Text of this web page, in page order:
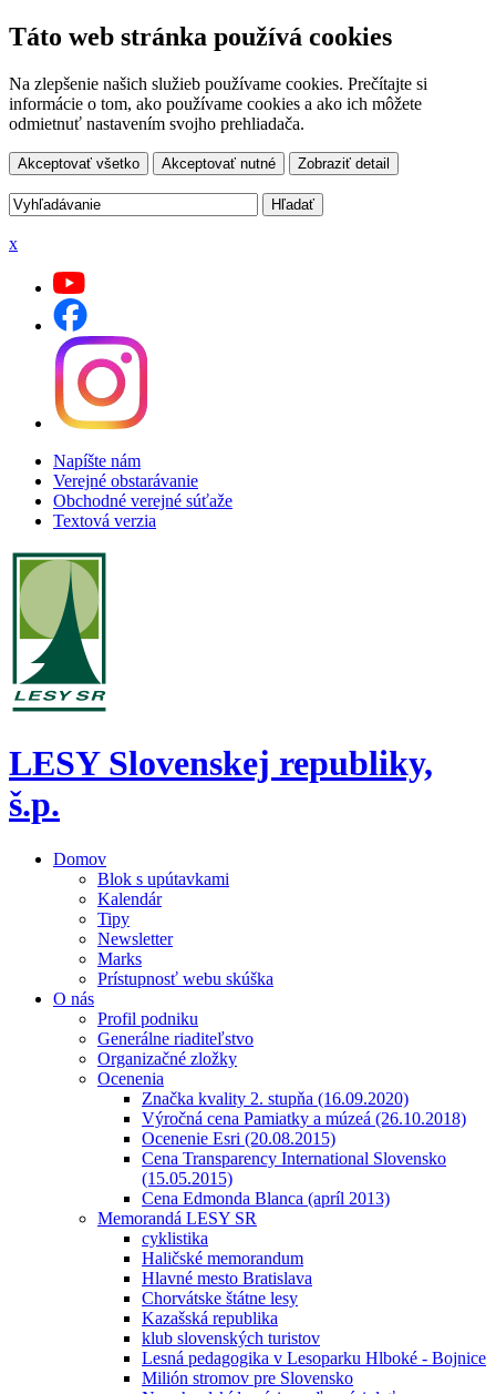
Táto web stránka používá cookies
Na zlepšenie našich služieb používame cookies. Prečítajte si
informácie o tom, ako používame cookies a ako ich môžete
odmietnuť nastavením svojho prehliadača.
Akceptovať všetko Akceptovať nutné Zobraziť detail
x
Napíšte nám
Verejné obstarávanie
Obchodné verejné súťaže
Textová verzia
LESY Slovenskej republiky,
š.p.
Domov
Blok s upútavkami
Kalendár
Tipy
Newsletter
Marks
Prístupnosť webu skúška
O nás
Profil podniku
Generálne riaditeľstvo
Organizačné zložky
Ocenenia
Značka kvality 2. stupňa (16.09.2020)
Výročná cena Pamiatky a múzeá (26.10.2018)
Ocenenie Esri (20.08.2015)
Cena Transparency International Slovensko
(15.05.2015)
Cena Edmonda Blanca (apríl 2013)
Memorandá LESY SR
cyklistika
Haličské memorandum
Hlavné mesto Bratislava
Chorvátske štátne lesy
Kazašská republika
klub slovenských turistov
Lesná pedagogika v Lesoparku Hlboké - Bojnice
Milión stromov pre Slovensko